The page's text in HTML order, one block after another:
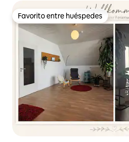
Favorito entre huéspedes
Favorito entre huéspedes